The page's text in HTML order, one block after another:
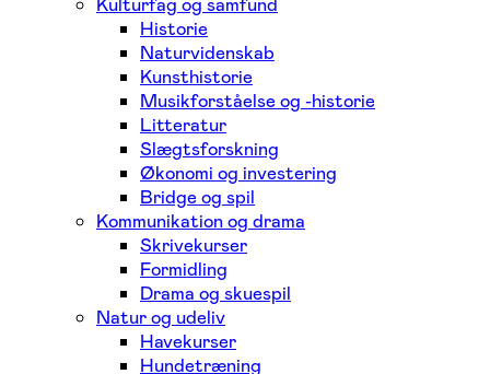
Historie
Naturvidenskab
Kunsthistorie
Musikforståelse og -historie
Litteratur
Slægtsforskning
Økonomi og investering
Bridge og spil
Kommunikation og drama
Skrivekurser
Formidling
Drama og skuespil
Natur og udeliv
Havekurser
Hundetræning